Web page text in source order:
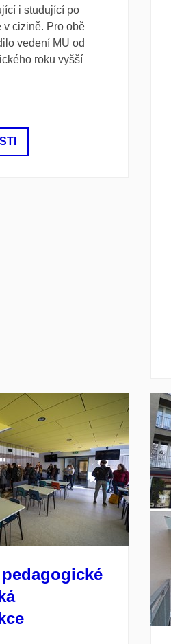
i studující po
v cizině. Pro obě
vedení MU od
roku vyšší